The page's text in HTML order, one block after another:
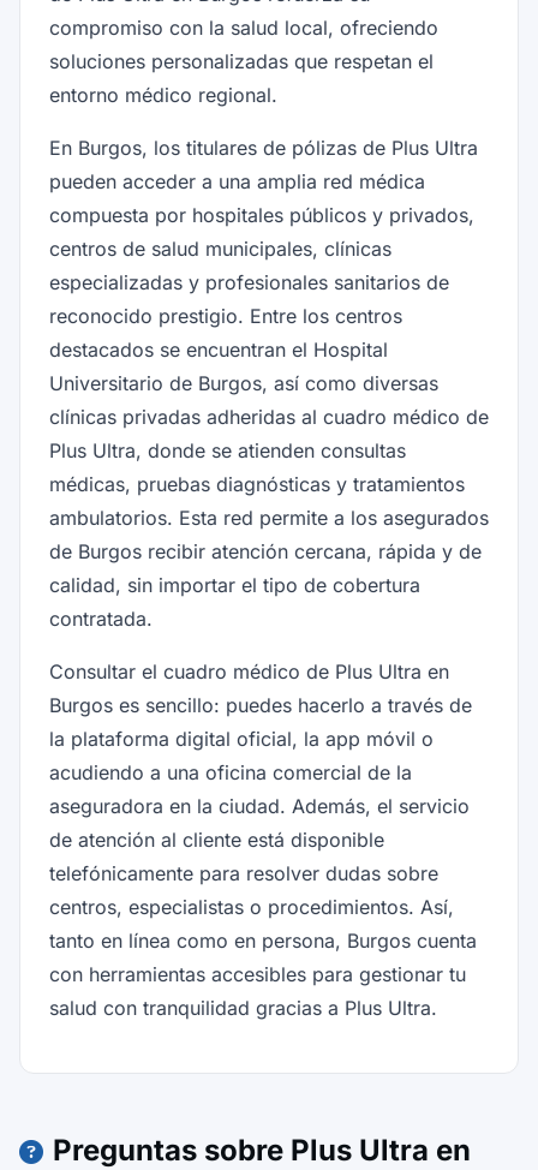
compromiso con la salud local, ofreciendo
soluciones personalizadas que respetan el
entorno médico regional.
En Burgos, los titulares de pólizas de Plus Ultra
pueden acceder a una amplia red médica
compuesta por hospitales públicos y privados,
centros de salud municipales, clínicas
especializadas y profesionales sanitarios de
reconocido prestigio. Entre los centros
destacados se encuentran el Hospital
Universitario de Burgos, así como diversas
clínicas privadas adheridas al cuadro médico de
Plus Ultra, donde se atienden consultas
médicas, pruebas diagnósticas y tratamientos
ambulatorios. Esta red permite a los asegurados
de Burgos recibir atención cercana, rápida y de
calidad, sin importar el tipo de cobertura
contratada.
Consultar el cuadro médico de Plus Ultra en
Burgos es sencillo: puedes hacerlo a través de
la plataforma digital oficial, la app móvil o
acudiendo a una oficina comercial de la
aseguradora en la ciudad. Además, el servicio
de atención al cliente está disponible
telefónicamente para resolver dudas sobre
centros, especialistas o procedimientos. Así,
tanto en línea como en persona, Burgos cuenta
con herramientas accesibles para gestionar tu
salud con tranquilidad gracias a Plus Ultra.
Preguntas sobre Plus Ultra en